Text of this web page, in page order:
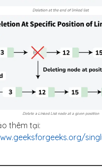
thêm tại: